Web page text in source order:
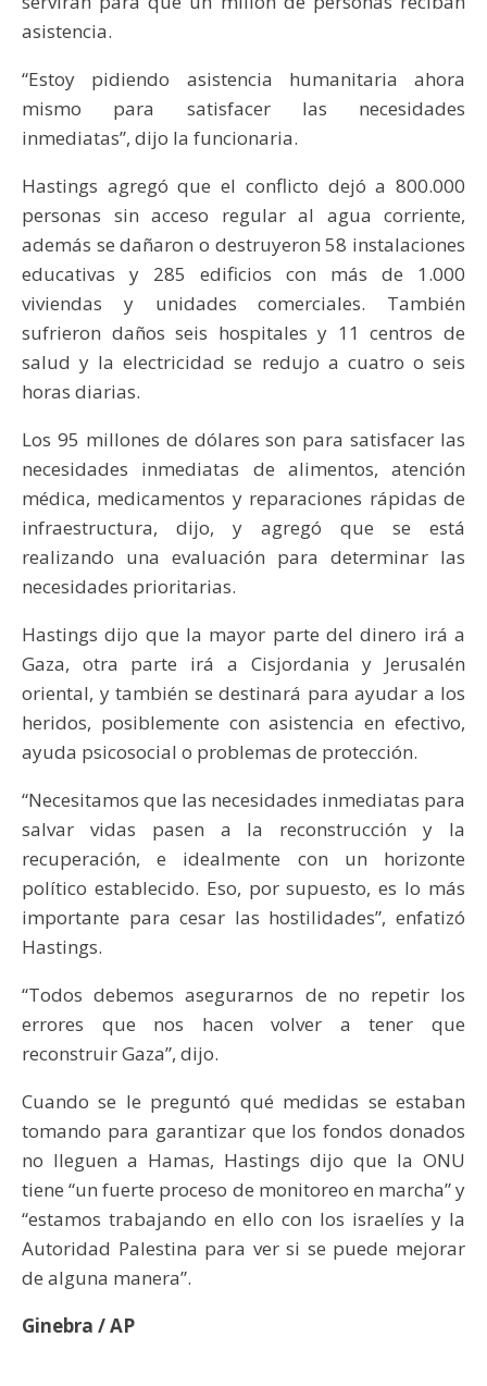
asistencia.
“Estoy pidiendo asistencia humanitaria ahora
mismo para satisfacer las necesidades
inmediatas”, dijo la funcionaria.
Hastings agregó que el conflicto dejó a 800.000
personas sin acceso regular al agua corriente,
además se dañaron o destruyeron 58 instalaciones
educativas y 285 edificios con más de 1.000
viviendas y unidades comerciales. También
sufrieron daños seis hospitales y 11 centros de
salud y la electricidad se redujo a cuatro o seis
horas diarias.
Los 95 millones de dólares son para satisfacer las
necesidades inmediatas de alimentos, atención
médica, medicamentos y reparaciones rápidas de
infraestructura, dijo, y agregó que se está
realizando una evaluación para determinar las
necesidades prioritarias.
Hastings dijo que la mayor parte del dinero irá a
Gaza, otra parte irá a Cisjordania y Jerusalén
oriental, y también se destinará para ayudar a los
heridos, posiblemente con asistencia en efectivo,
ayuda psicosocial o problemas de protección.
“Necesitamos que las necesidades inmediatas para
salvar vidas pasen a la reconstrucción y la
recuperación, e idealmente con un horizonte
político establecido. Eso, por supuesto, es lo más
importante para cesar las hostilidades”, enfatizó
Hastings.
“Todos debemos asegurarnos de no repetir los
errores que nos hacen volver a tener que
reconstruir Gaza”, dijo.
Cuando se le preguntó qué medidas se estaban
tomando para garantizar que los fondos donados
no lleguen a Hamas, Hastings dijo que la ONU
tiene “un fuerte proceso de monitoreo en marcha” y
“estamos trabajando en ello con los israelíes y la
Autoridad Palestina para ver si se puede mejorar
de alguna manera”.
Ginebra / AP